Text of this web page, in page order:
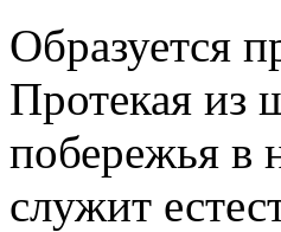
Образуется
Протекая из
побережья в
служит